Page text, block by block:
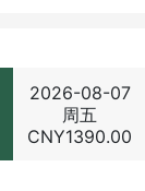
2026-08-07
周五
CNY1390.00